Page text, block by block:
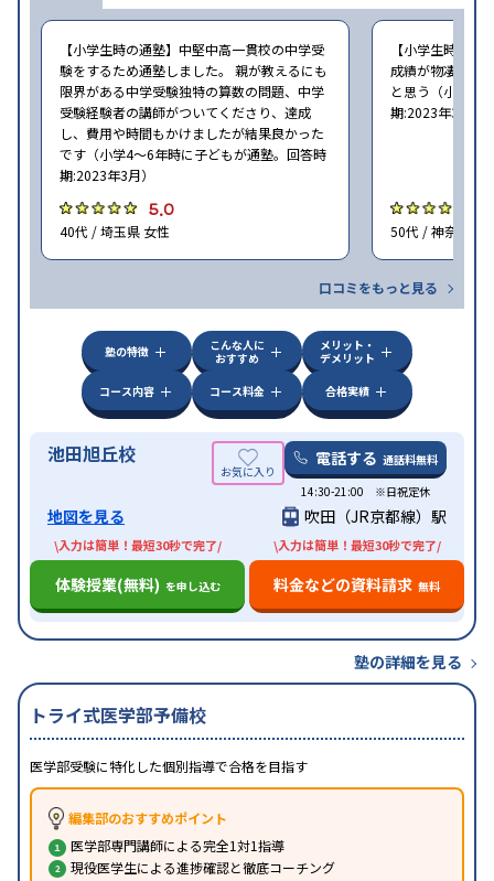
【小学生時の通塾】中堅中高一貫校の中学受
験をするため通塾しました。 親が教えるにも
限界がある中学受験独特の算数の問題、中学
受験経験者の講師がついてくださり、達成
し、費用や時間もかけましたが結果良かった
です（小学4〜6年時に子どもが通塾。回答時
期:2023年3月）
5.0
40代 / 埼玉県 女性
【小学生時の通
成績が物凄く悪
と思う（小学6
期:2023年3月）
50代 / 神奈川県
口コミをもっと見る
塾の特徴
こんな人に
おすすめ
メリット・
デメリット
コース内容
コース料金 合格実績
池田旭丘校 電話する 通話料無料
14:30-21:00 ※日祝定休
地図を見る 吹田（JR京都線）駅
\入力は簡単！最短30秒で完了/
体験授業(無料) を申し込む
\入力は簡単！最短30秒で完了/
料金などの資料請求 無料
塾の詳細を見る
トライ式医学部予備校
医学部受験に特化した個別指導で合格を目指す
編集部のおすすめポイント
医学部専門講師による完全1対1指導
現役医学生による進捗確認と徹底コーチング